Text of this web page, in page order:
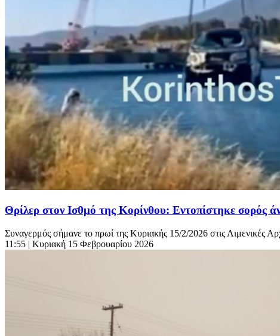
Θρίλερ στον Ισθμό της Κορίνθου: Εντοπίστηκε σορός
Συναγερμός σήμανε το πρωί της Κυριακής 15/2/2026 στις Λιμενικές
11:55 | Κυριακή 15 Φεβρουαρίου 2026